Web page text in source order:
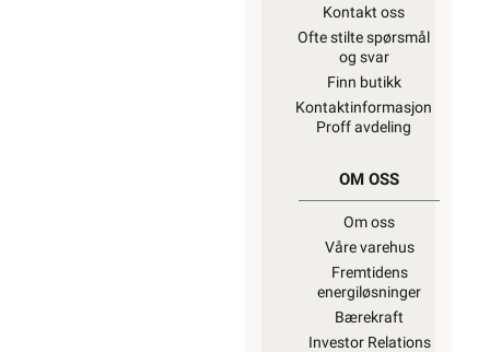
Kontakt oss
Ofte stilte spørsmål
og svar
Finn butikk
Kontaktinformasjon
Proff avdeling
OM OSS
Om oss
Våre varehus
Fremtidens
energiløsninger
Bærekraft
Investor Relations